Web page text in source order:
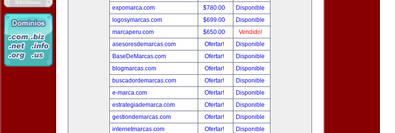
expomarca.com
$780.00
Disponible
logosymarcas.com
$699.00
Disponible
marcaperu.com
$650.00
Vendido!
asesoresdemarcas.com
Ofertar!
Disponible
BaseDeMarcas.com
Ofertar!
Disponible
blogmarcas.com
Ofertar!
Disponible
buscadordemarcas.com
Ofertar!
Disponible
e-marca.com
Ofertar!
Disponible
estrategiademarca.com
Ofertar!
Disponible
gestiondemarcas.com
Ofertar!
Disponible
internetmarcas.com
Ofertar!
Disponible